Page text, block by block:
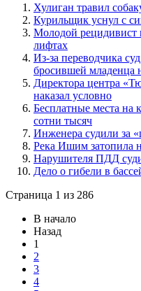
Хулиган травил
Курильщик уснул с
Молодой рецидивист
лифтах
Из-за переводчика
бросившей младенца
Директора центра
наказал условно
Бесплатные места на
сотни тысяч
Инженера судили за
Река Ишим затопила
Нарушителя ПДД
Дело о гибели в
Страница 1 из 286
В начало
Назад
1
2
3
4